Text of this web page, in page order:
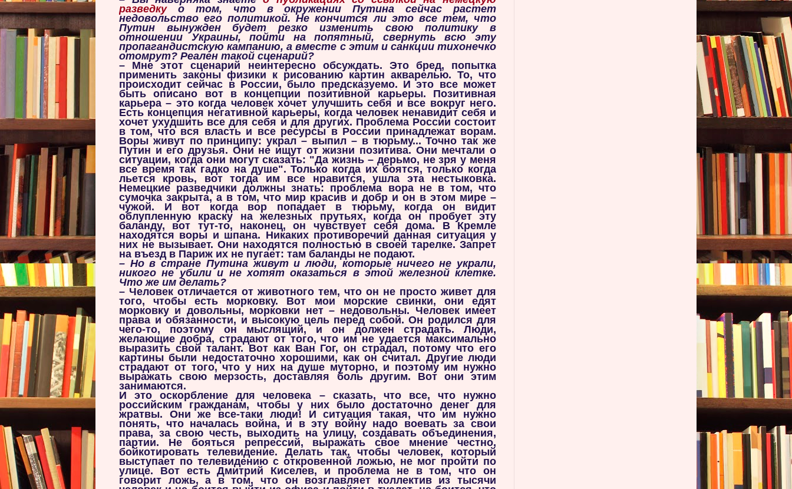
разведкуо том, что в окружении Путина сейчас растет
недовольство его политикой. Не кончится ли это все тем, что
Путин вынужден будет резко изменить свою политику в
отношении Украины, пойти на попятный, свернуть всю эту
пропагандистскую кампанию, а вместе с этим и санкции тихонечко
отомрут? Реален такой сценарий?
– Мне этот сценарий неинтересно обсуждать. Это бред, попытка
применить законы физики к рисованию картин акварелью. То, что
происходит сейчас в России, было предсказуемо. И это все может
быть описано вот в концепции позитивной карьеры. Позитивная
карьера – это когда человек хочет улучшить себя и все вокруг него.
Есть концепция негативной карьеры, когда человек ненавидит себя и
хочет ухудшить все для себя и для других. Проблема России состоит
в том, что вся власть и все ресурсы в России принадлежат ворам.
Воры живут по принципу: украл – выпил – в тюрьму... Точно так же
Путин и его друзья. Они не ищут от жизни позитива. Они мечтали о
ситуации, когда они могут сказать: "Да жизнь – дерьмо, не зря у меня
все время так гадко на душе". Только когда их боятся, только когда
льется кровь, вот тогда им все нравится, ушла эта нестыковка.
Немецкие разведчики должны знать: проблема вора не в том, что
сумочка закрыта, а в том, что мир красив и добр и он в этом мире –
чужой. И вот когда вор попадает в тюрьму, когда он видит
облупленную краску на железных прутьях, когда он пробует эту
баланду, вот тут-то, наконец, он чувствует себя дома. В Кремле
находятся воры и шпана. Никаких противоречий данная ситуация у
них не вызывает. Они находятся полностью в своей тарелке. Запрет
на въезд в Париж их не пугает: там баланды не подают.
– Но в стране Путина живут и люди, которые ничего не украли,
никого не убили и не хотят оказаться в этой железной клетке.
Что же им делать?
– Человек отличается от животного тем, что он не просто живет для
того, чтобы есть морковку. Вот мои морские свинки, они едят
морковку и довольны, морковки нет – недовольны. Человек имеет
права и обязанности, и высокую цель перед собой. Он родился для
чего-то, поэтому он мыслящий, и он должен страдать. Люди,
желающие добра, страдают от того, что им не удается максимально
выразить свой талант. Вот как Ван Гог, он страдал, потому что его
картины были недостаточно хорошими, как он считал. Другие люди
страдают от того, что у них на душе муторно, и поэтому им нужно
выражать свою мерзость, доставляя боль другим. Вот они этим
занимаются.
И это оскорбление для человека – сказать, что все, что нужно
российским гражданам, чтобы у них было достаточно денег для
жратвы. Они же все-таки люди! И ситуация такая, что им нужно
понять, что началась война, и в эту войну надо воевать за свои
права, за свою честь, выходить на улицу, создавать объединения,
партии. Не бояться репрессий, выражать свое мнение честно,
бойкотировать телевидение. Делать так, чтобы человек, который
выступает по телевидению с откровенной ложью, не мог пройти по
улице. Вот есть Дмитрий Киселев, и проблема не в том, что он
говорит ложь, а в том, что он возглавляет коллектив из тысячи